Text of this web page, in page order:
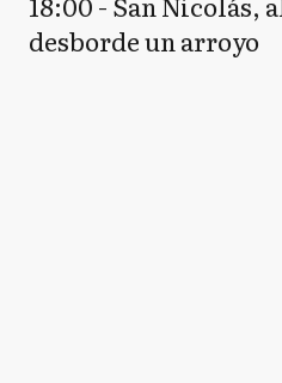
desborde un arroyo